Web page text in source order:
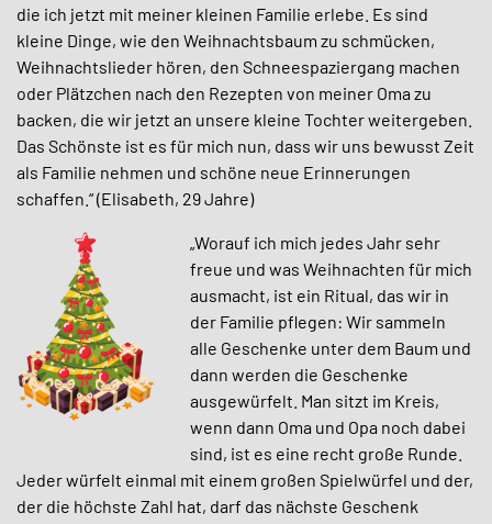
die ich jetzt mit meiner kleinen Familie erlebe. Es sind
kleine Dinge, wie den Weihnachtsbaum zu schmücken,
Weihnachtslieder hören, den Schneespaziergang machen
oder Plätzchen nach den Rezepten von meiner Oma zu
backen, die wir jetzt an unsere kleine Tochter weitergeben.
Das Schönste ist es für mich nun, dass wir uns bewusst Zeit
als Familie nehmen und schöne neue Erinnerungen
schaffen.“ (Elisabeth, 29 Jahre)
„Worauf ich mich jedes Jahr sehr
freue und was Weihnachten für mich
ausmacht, ist ein Ritual, das wir in
der Familie pflegen: Wir sammeln
alle Geschenke unter dem Baum und
dann werden die Geschenke
ausgewürfelt. Man sitzt im Kreis,
wenn dann Oma und Opa noch dabei
sind, ist es eine recht große Runde.
Jeder würfelt einmal mit einem großen Spielwürfel und der,
der die höchste Zahl hat, darf das nächste Geschenk